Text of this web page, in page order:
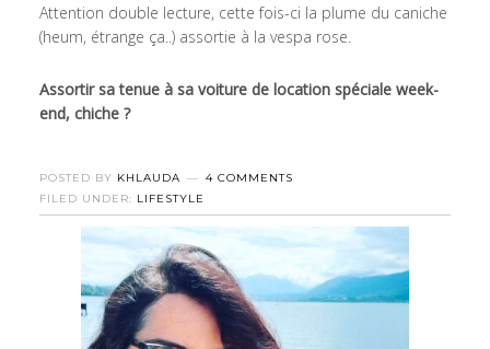
Attention double lecture, cette fois-ci la plume du caniche
(heum, étrange ça..) assortie à la vespa rose.
Assortir sa tenue à sa voiture de location spéciale week-
end, chiche ?
POSTED BY KHLAUDA
4 COMMENTS
FILED UNDER: LIFESTYLE